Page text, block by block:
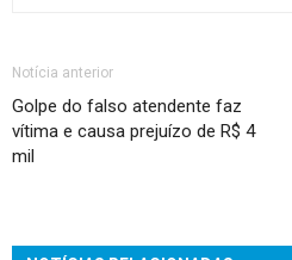
Notícia anterior
Golpe do falso atendente faz
vítima e causa prejuízo de R$ 4
mil